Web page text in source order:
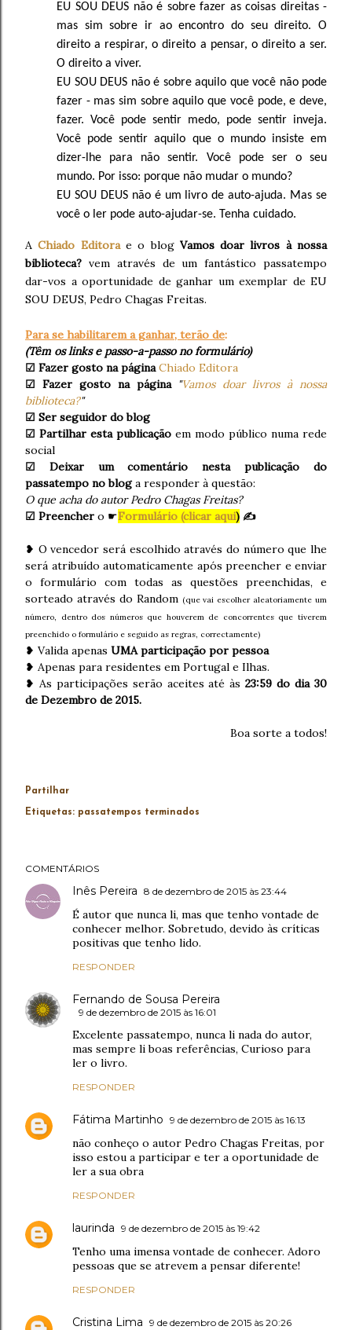
EU SOU DEUS não é sobre fazer as coisas direitas -
mas sim sobre ir ao encontro do seu direito. O
direito a respirar, o direito a pensar, o direito a ser.
O direito a viver.
EU SOU DEUS não é sobre aquilo que você não pode
fazer - mas sim sobre aquilo que você pode, e deve,
fazer. Você pode sentir medo, pode sentir inveja.
Você pode sentir aquilo que o mundo insiste em
dizer-lhe para não sentir. Você pode ser o seu
mundo. Por isso: porque não mudar o mundo?
EU SOU DEUS não é um livro de auto-ajuda. Mas se
você o ler pode auto-ajudar-se. Tenha cuidado.
AChiado Editorae o blog Vamos doar livros à nossa
biblioteca? vem através de um fantástico passatempo
dar-vos a oportunidade de ganhar um exemplar de EU
SOU DEUS, Pedro Chagas Freitas.
Para se habilitarem a ganhar, terão de:
(Têm os links e passo-a-passo no formulário)
☑ Fazer gosto na página Chiado Editora
☑ Fazer gosto na página "Vamos doar livros à nossa
biblioteca?"
☑ Ser seguidor do blog
☑ Partilhar esta publicação em modo público numa rede
social
☑ Deixar um comentário nesta publicação do
passatempo no bloga responder à questão:
O que acha do autorPedro Chagas Freitas?
☑ Preencher o ☛Formulário (clicar aqui) ✍
❥ O vencedor será escolhido através do número que lhe
será atribuído automaticamente após preencher e enviar
o formulário com todas as questões preenchidas, e
sorteado através do Random (que vai escolher aleatoriamente um
número, dentro dos números que houverem de concorrentes que tiverem
preenchido o formulário e seguido as regras, correctamente)
❥ Valida apenas UMA participação por pessoa
❥ Apenas para residentes em Portugal e Ilhas.
❥ As participações serão aceites até às23:59 do dia 30
de Dezembro de 2015.
Boa sorte a todos!
Partilhar
Etiquetas: passatempos terminados
COMENTÁRIOS
Inês Pereira 8 de dezembro de 2015 às 23:44
É autor que nunca li, mas que tenho vontade de
conhecer melhor. Sobretudo, devido às críticas
positivas que tenho lido.
RESPONDER
Fernando de Sousa Pereira
9 de dezembro de 2015 às 16:01
Excelente passatempo, nunca li nada do autor,
mas sempre li boas referências, Curioso para
ler o livro.
RESPONDER
Fátima Martinho 9 de dezembro de 2015 às 16:13
não conheço o autor Pedro Chagas Freitas, por
isso estou a participar e ter a oportunidade de
ler a sua obra
RESPONDER
laurinda 9 de dezembro de 2015 às 19:42
Tenho uma imensa vontade de conhecer. Adoro
pessoas que se atrevem a pensar diferente!
RESPONDER
Cristina Lima 9 de dezembro de 2015 às 20:26